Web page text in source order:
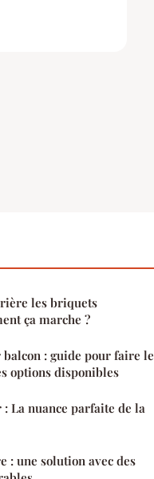
les briquets
ça marche ?
: guide pour faire le
options disponibles
: La nuance parfaite de la
: une solution avec des